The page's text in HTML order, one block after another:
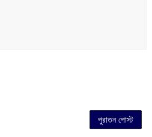
পুরাতন পোস্ট